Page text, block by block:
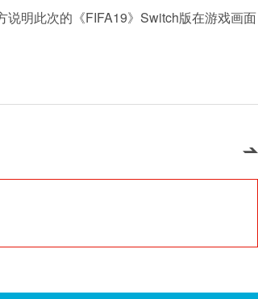
说明此次的《FIFA19》Switch版在游戏画面